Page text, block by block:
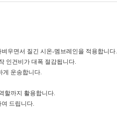
우면서 질긴 시온-멤브레인을 적용합니다.
인건비가 대폭 절감됩니다.
게 운송합니다.
할까지 활용합니다.
드립니다.